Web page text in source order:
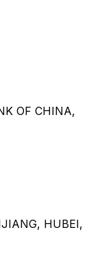
OF CHINA,
HUBEI,